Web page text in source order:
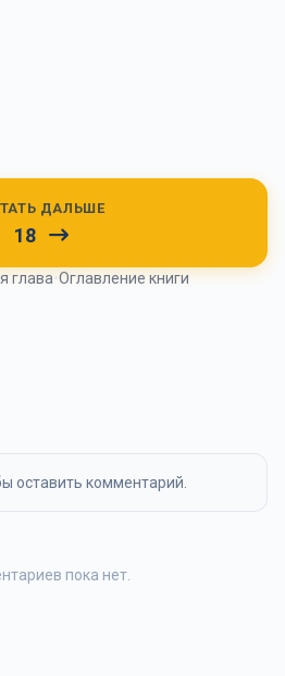
ДАЛЬШЕ
18
глава Оглавление книги
оставить комментарий.
пока нет.